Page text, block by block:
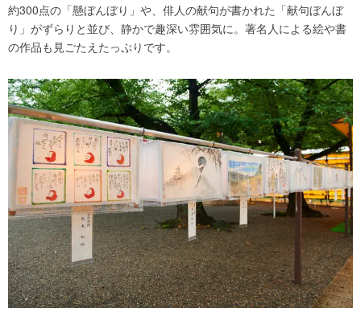
約300点の「懸ぼんぼり」や、俳人の献句が書かれた「献句ぼんぼ
り」がずらりと並び、静かで趣深い雰囲気に。著名人による絵や書
の作品も見ごたえたっぷりです。